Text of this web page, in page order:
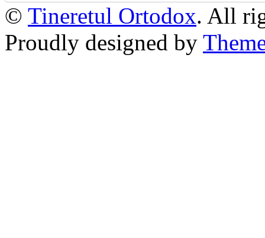
© Tineretul Ortodox. All
Proudly designed by